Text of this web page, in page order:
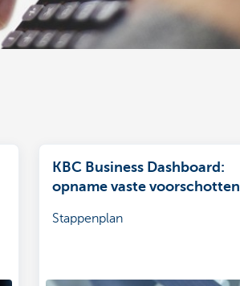
KBC Business Dashboard:
opname vaste voorschotten
Stappenplan